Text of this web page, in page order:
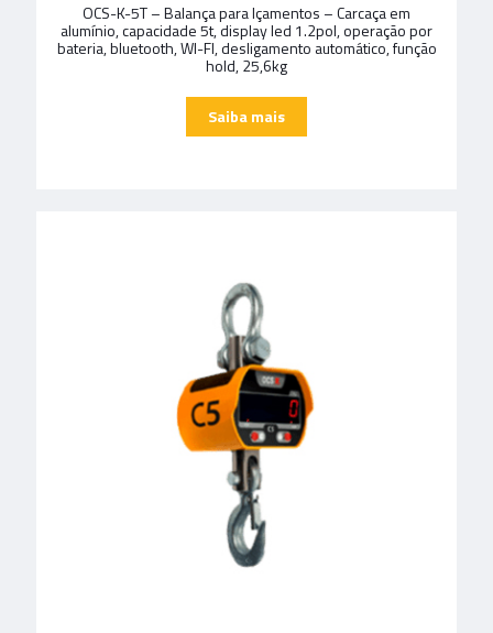
OCS-K-5T – Balança para Içamentos – Carcaça em
alumínio, capacidade 5t, display led 1.2pol, operação por
bateria, bluetooth, WI-FI, desligamento automático, função
hold, 25,6kg